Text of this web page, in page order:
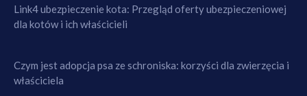
Link4 ubezpieczenie kota: Przegląd oferty ubezpieczeniowej
dla kotów i ich właścicieli
Czym jest adopcja psa ze schroniska: korzyści dla zwierzęcia i
właściciela